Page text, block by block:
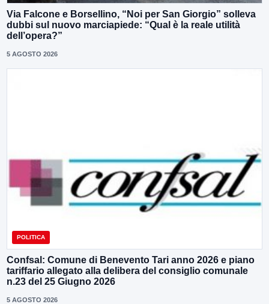
Via Falcone e Borsellino, “Noi per San Giorgio” solleva
dubbi sul nuovo marciapiede: “Qual è la reale utilità
dell’opera?”
5 AGOSTO 2026
POLITICA
Confsal: Comune di Benevento Tari anno 2026 e piano
tariffario allegato alla delibera del consiglio comunale
n.23 del 25 Giugno 2026
5 AGOSTO 2026